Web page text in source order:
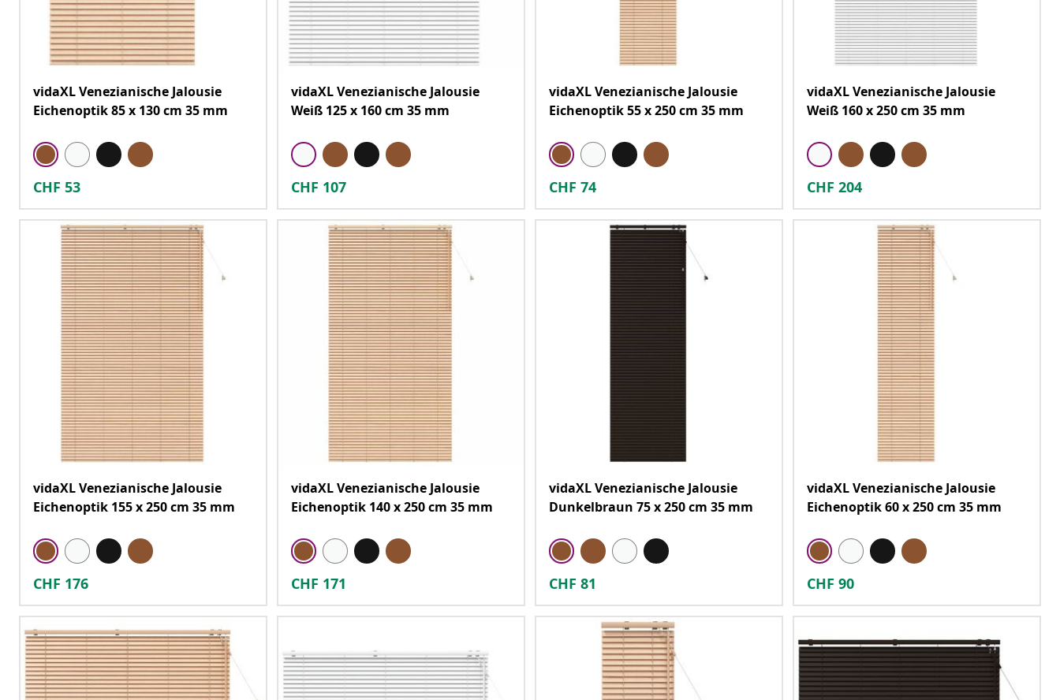
vidaXL Venezianische Jalousie
Eichenoptik 85 x 130 cm 35 mm
CHF 53
vidaXL Venezianische Jalousie
Weiß 125 x 160 cm 35 mm
CHF 107
vidaXL Venezianische Jalousie
Eichenoptik 55 x 250 cm 35 mm
CHF 74
vidaXL Venezianische Jalousie
Weiß 160 x 250 cm 35 mm
CHF 204
vidaXL Venezianische Jalousie
Eichenoptik 155 x 250 cm 35 mm
CHF 176
vidaXL Venezianische Jalousie
Eichenoptik 140 x 250 cm 35 mm
CHF 171
vidaXL Venezianische Jalousie
Dunkelbraun 75 x 250 cm 35 mm
CHF 81
vidaXL Venezianische Jalousie
Eichenoptik 60 x 250 cm 35 mm
CHF 90